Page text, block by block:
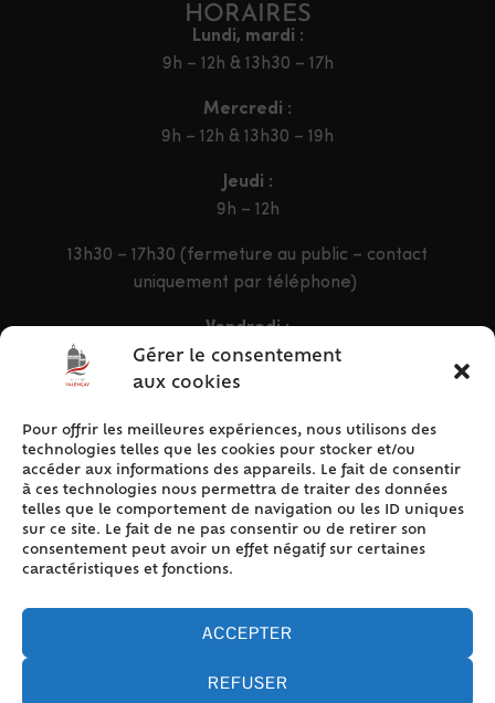
Gérer le consentement
aux cookies
Pour offrir les meilleures expériences, nous utilisons des
technologies telles que les cookies pour stocker et/ou
accéder aux informations des appareils. Le fait de consentir
à ces technologies nous permettra de traiter des données
telles que le comportement de navigation ou les ID uniques
sur ce site. Le fait de ne pas consentir ou de retirer son
consentement peut avoir un effet négatif sur certaines
caractéristiques et fonctions.
ACCEPTER
REFUSER
HORAIRES
Lundi, mardi :
9h – 12h & 13h30 – 17h
Mercredi :
9h – 12h & 13h30 – 19h
Jeudi :
9h – 12h
13h30 – 17h30 (fermeture au public – contact
uniquement par téléphone)
Vendredi :
9h – 12h & 13h30 – 16h30
ACCÈS RAPIDE
Accueil
Contact
Plan du site
Mentions légales
Politique de cookies (UE)